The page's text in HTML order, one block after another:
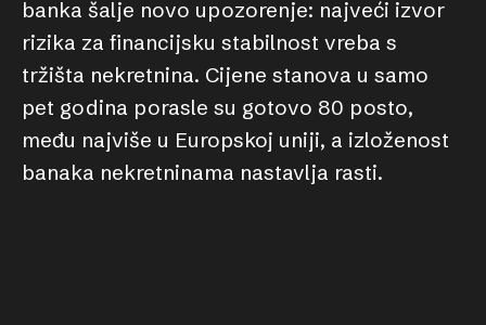
banka šalje novo upozorenje: najveći izvor
rizika za financijsku stabilnost vreba s
tržišta nekretnina. Cijene stanova u samo
pet godina porasle su gotovo 80 posto,
među najviše u Europskoj uniji, a izloženost
banaka nekretninama nastavlja rasti.